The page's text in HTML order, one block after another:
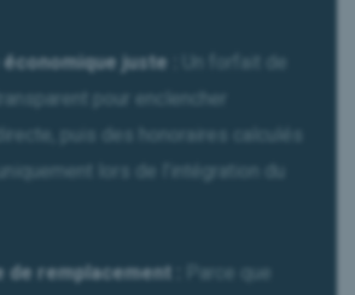
juste :
Un forfait de
pour enclencher
puis des honoraires calculés
lors de l’intégration du
de remplacement :
Parce que